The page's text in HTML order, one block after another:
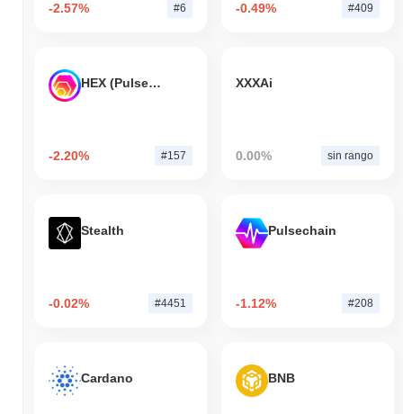
-2.57% #6 -0.49% #409
HEX (Pulsechain)
-2.20% #157
XXXAi
0.00% sin rango
Stealth
-0.02% #4451
Pulsechain
-1.12% #208
Cardano BNB